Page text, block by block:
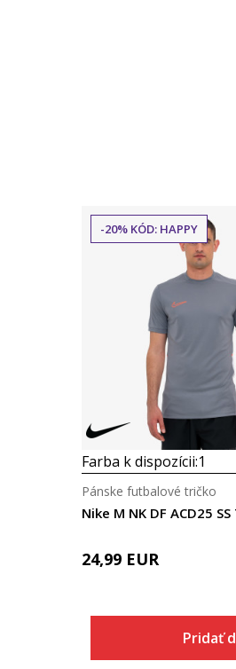
-20% KÓD: HAPPY
Farba k dispozícii:1
Nike M NK DF ACD25 SS
Pánske futbalové tričko
24,99 EUR
Pridať